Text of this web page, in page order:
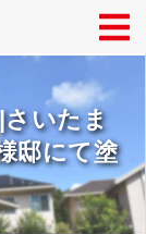
いたま
邸にて塗